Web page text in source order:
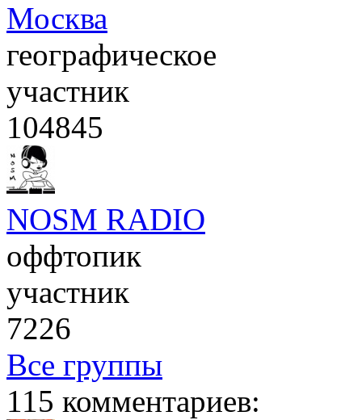
Москва
географическое
участник
104845
NOSM RADIO
оффтопик
участник
7226
Все группы
115 комментариев: